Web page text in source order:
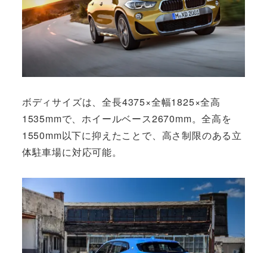
ボディサイズは、全長4375×全幅1825×全高
1535mmで、ホイールベース2670mm。全高を
1550mm以下に抑えたことで、高さ制限のある立
体駐車場に対応可能。